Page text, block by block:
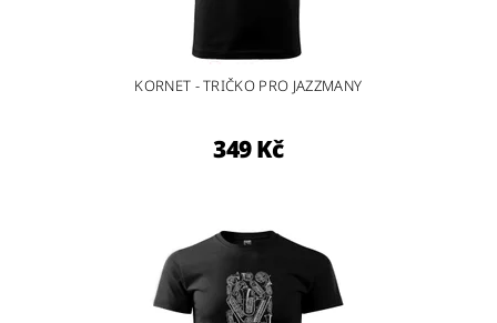
KORNET - TRIČKO PRO JAZZMANY
349 Kč